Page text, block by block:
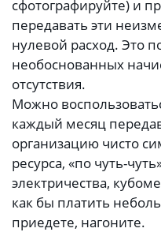
сфотографируйте) и
передавать эти
нулевой расход. Это
необоснованных
отсутствия.
Можно
каждый месяц
организацию чисто
ресурса, «по чуть-
электричества,
как бы платить
приедете, нагоните.